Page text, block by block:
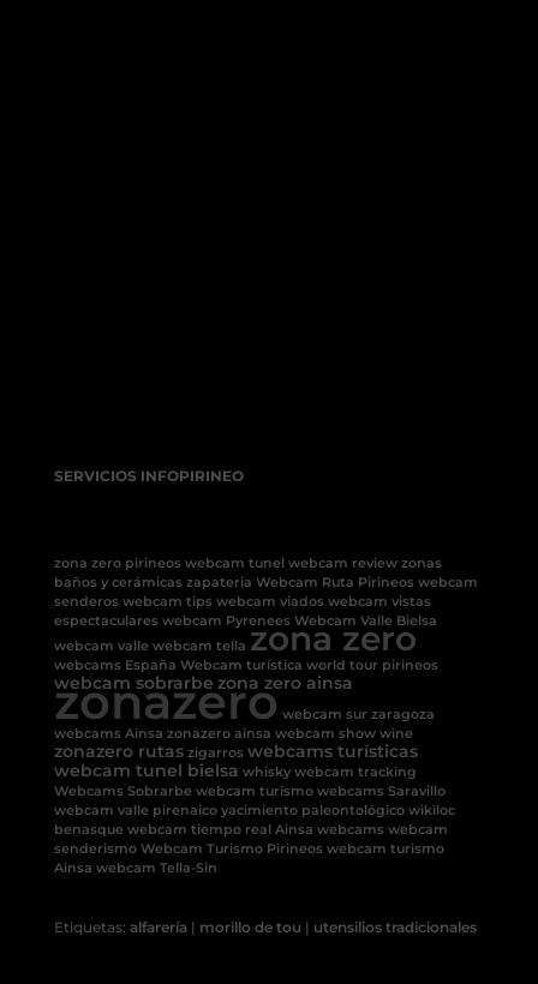
SERVICIOS INFOPIRINEO
zona zero pirineos webcam tunel webcam review zonas
baños y cerámicas zapateria Webcam Ruta Pirineos webcam
senderos webcam tips webcam viados webcam vistas
espectaculares webcam Pyrenees Webcam Valle Bielsa
webcam valle webcam tella zona zero
webcams España Webcam turística world tour pirineos
webcam sobrarbe zona zero ainsa
zonazero webcam sur zaragoza
webcams Ainsa zonazero ainsa webcam show wine
zonazero rutas zigarros webcams turísticas
webcam tunel bielsa whisky webcam tracking
Webcams Sobrarbe webcam turismo webcams Saravillo
webcam valle pirenaico yacimiento paleontológico wikiloc
benasque webcam tiempo real Ainsa webcams webcam
senderismo Webcam Turismo Pirineos webcam turismo
Ainsa webcam Tella-Sin
Etiquetas: alfarería| morillo de tou | utensilios tradicionales